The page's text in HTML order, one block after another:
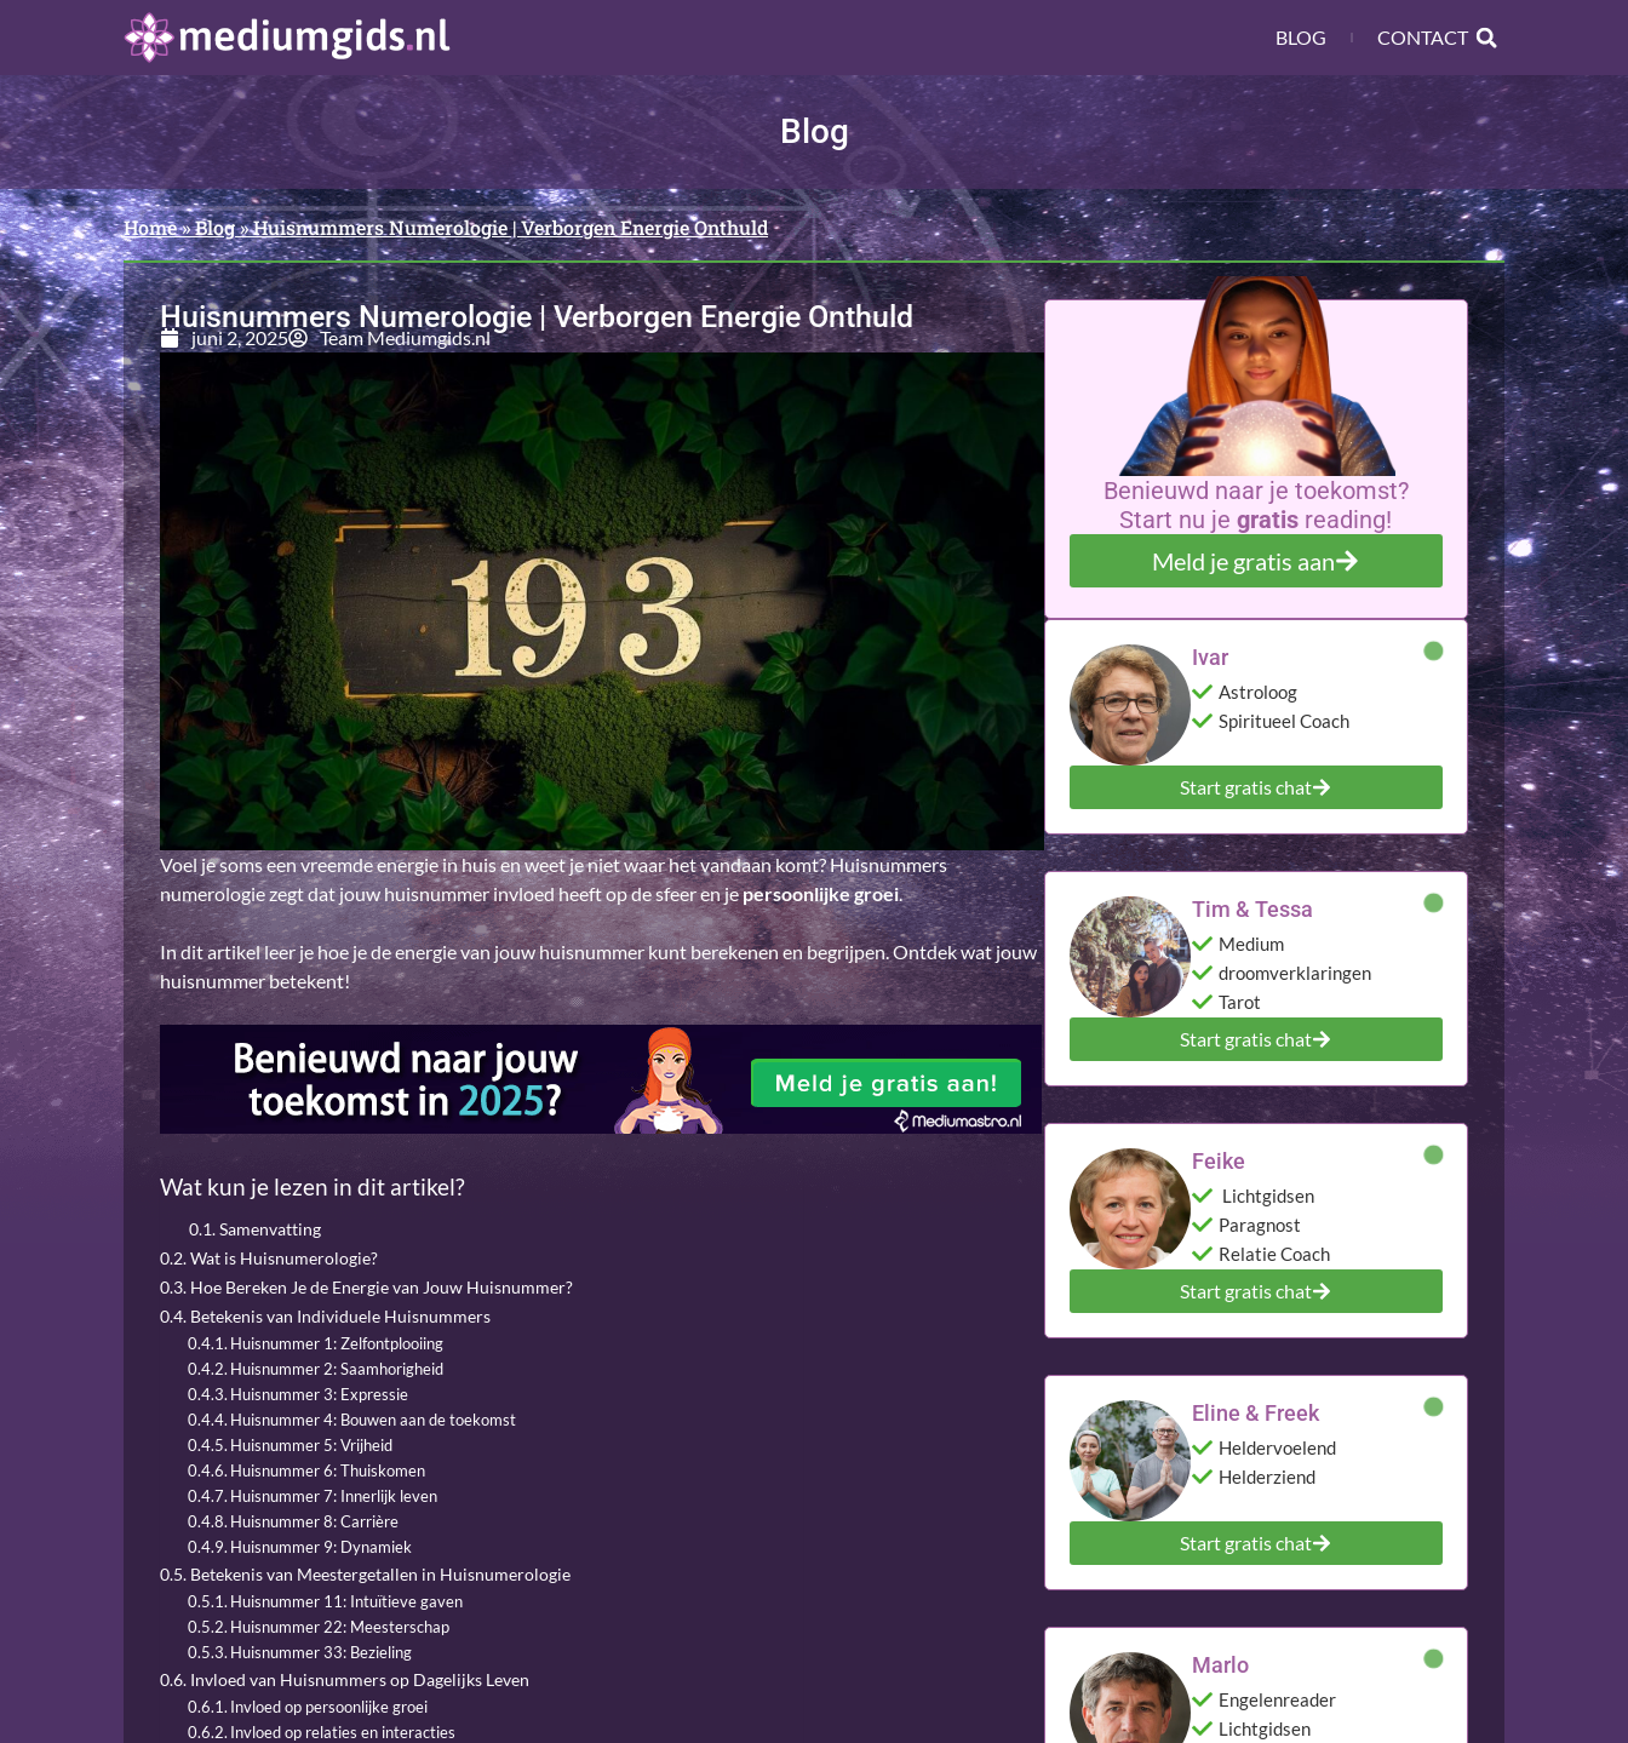
BLOG CONTACT
Blog
Home»Blog»Huisnummers Numerologie | Verborgen Energie Onthuld
Huisnummers Numerologie | Verborgen Energie Onthuld
juni 2, 2025 Team Mediumgids.nl
Voel je soms een vreemde energie in huis en weet je niet waar het vandaan komt? Huisnummers
numerologie zegt dat jouw huisnummer invloed heeft op de sfeer en jepersoonlijke groei.
In dit artikel leer je hoe je de energie van jouw huisnummer kunt berekenen en begrijpen. Ontdek wat jouw
huisnummer betekent!
Wat kun je lezen in dit artikel?
Samenvatting
Wat is Huisnumerologie?
Hoe Bereken Je de Energie van Jouw Huisnummer?
Betekenis van Individuele Huisnummers
Huisnummer 1: Zelfontplooiing
Huisnummer 2: Saamhorigheid
Huisnummer 3: Expressie
Huisnummer 4: Bouwen aan de toekomst
Huisnummer 5: Vrijheid
Huisnummer 6: Thuiskomen
Huisnummer 7: Innerlijk leven
Huisnummer 8: Carrière
Huisnummer 9: Dynamiek
Betekenis van Meestergetallen in Huisnumerologie
Huisnummer 11: Intuïtieve gaven
Huisnummer 22: Meesterschap
Huisnummer 33: Bezieling
Invloed van Huisnummers op Dagelijks Leven
Invloed op persoonlijke groei
Invloed op relaties en interacties
Benieuwd naar je toekomst?
Start nu jegratis reading!
Meld je gratis aan
Ivar
Astroloog
Spiritueel Coach
Start gratis chat
Tim & Tessa
Medium
droomverklaringen
Tarot
Start gratis chat
Feike
Lichtgidsen
Paragnost
Relatie Coach
Start gratis chat
Eline & Freek
Heldervoelend
Helderziend
Start gratis chat
Marlo
Engelenreader
Lichtgidsen